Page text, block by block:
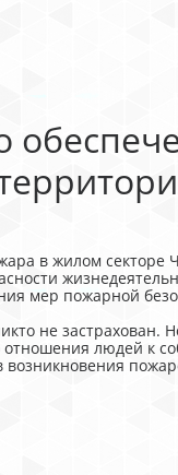
в жилом секторе
мер пожарной
не застрахован.
отношения людей к